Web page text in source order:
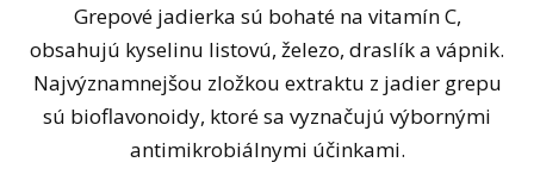
Grepové jadierka sú bohaté na vitamín C,
obsahujú kyselinu listovú, železo, draslík a vápnik.
Najvýznamnejšou zložkou extraktu z jadier grepu
sú bioflavonoidy, ktoré sa vyznačujú výbornými
antimikrobiálnymi účinkami.